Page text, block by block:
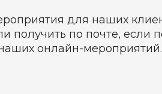
для наших
получить по почте, если
онлайн-